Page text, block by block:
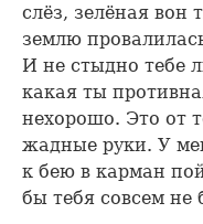
слёз, зелёная вон
землю
И не стыдно тебе
какая ты
нехорошо. Это от
жадные руки. У
к бею в карман
бы тебя совсем не